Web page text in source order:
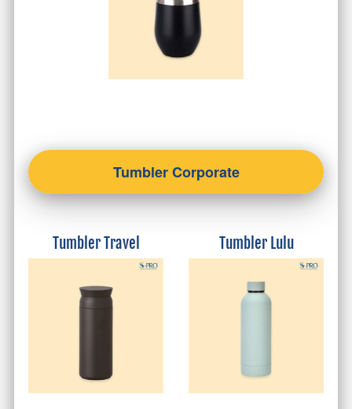
Tumbler Corporate
Tumbler Travel Tumbler Lulu